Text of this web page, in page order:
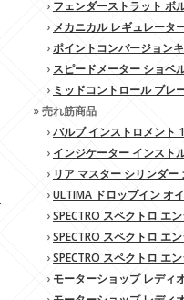
› フェンダーストラット ボ
› メカニカル レギュレータ
›ポイントコンバージョン
› スピードメーター ショベ
› ミッドコントロール ブレ
» 売れ筋商品
›バルブ インストロメント
› インジケーター インスト
› リア マスター シリンダ
›ULTIMA ドロップイン オ
›SPECTRO スペクトロ エ
›SPECTRO スペクトロ エ
›SPECTRO スペクトロ エ
› モーターショップ レディ